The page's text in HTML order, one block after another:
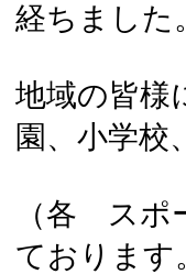
経ちました
地域の皆様
園、小学校
（各 スポ
ております